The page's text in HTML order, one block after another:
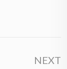
NEXT